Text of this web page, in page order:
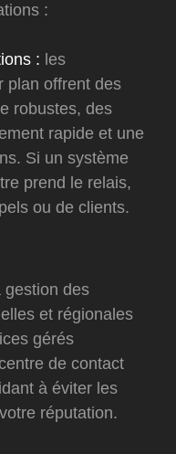
:
: les
plan offrent des
robustes, des
rapide et une
Si un système
prend le relais,
ou de clients.
gestion des
et régionales
gérés
de contact
à éviter les
réputation.